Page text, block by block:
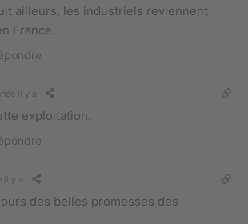
ailleurs, les industriels reviennent
France.
il y a
exploitation.
il y a
des belles promesses des